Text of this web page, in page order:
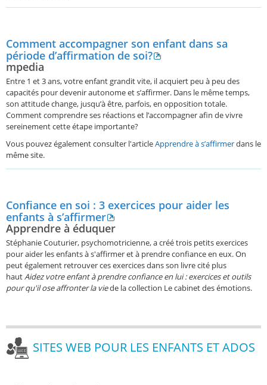
Comment accompagner son enfant dans sa
période d’affirmation de soi?
mpedia
Entre 1 et 3 ans, votre enfant grandit vite, il acquiert peu à peu des
capacités pour devenir autonome et s’affirmer. Dans le même temps,
son attitude change, jusqu’à être, parfois, en opposition totale.
Comment comprendre ses réactions et l’accompagner afin de vivre
sereinement cette étape importante?
Vous pouvez également consulter l'articleApprendre à s’affirmerdans le
même site.
Confiance en soi : 3 exercices pour aider les
enfants à s’affirmer
Apprendre à éduquer
Stéphanie Couturier, psychomotricienne, a créé trois petits exercices
pour aider les enfants à s'affirmer et à prendre confiance en eux. On
peut également retrouver ces exercices dans son livre cité plus
hautAidez votre enfant à prendre confiance en lui : exercices et outils
pour qu'il ose affronter la viede la collection Le cabinet des émotions.
SITES WEB POUR LES ENFANTS ET ADOS